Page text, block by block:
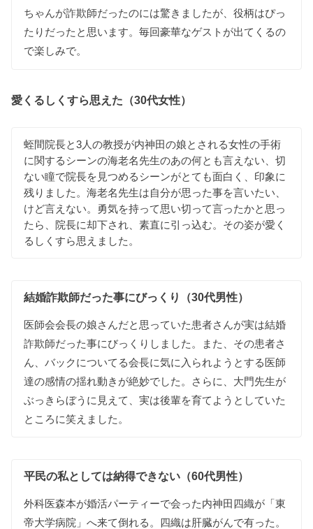
ちゃんが詐欺師だったのには驚きましたが、役柄はぴっ
たりだったと思います。毎回豪華なゲストが出てくるの
で楽しみで。
愛くるしくすら思えた（30代女性）
蛭間院長と3人の教授が内神田の娘とされる女性の手術
に関するシーンの海老名先生のあの何とも言えない、切
ない瞳で院長を見つめるシーンがとても面白く、印象に
残りました。海老名先生は自分が思った事を言いたい、
けど言えない。勇気を持って思い切って言ったかと思っ
たら、院長に却下され、素直に引っ込む。その姿が愛く
るしくすら思えました。
結婚詐欺師だった事にびっくり（30代男性）
医師会会長の娘さんだと思っていた患者さんが実は結婚
詐欺師だった事にびっくりしました。また、その患者さ
ん、バックについてる会長に気に入られようとする医師
達の感情の揺れ動きが絶妙でした。さらに、大門先生が
ぶっきらぼうに見えて、実は後輩を育てようとしていた
ところに笑えました。
平民の私としては納得できない（60代男性）
外科医森本が婚活パーティーで会った内神田四織が「東
帝大学病院」へ来て倒れる。四織は肝臓がんで有った。